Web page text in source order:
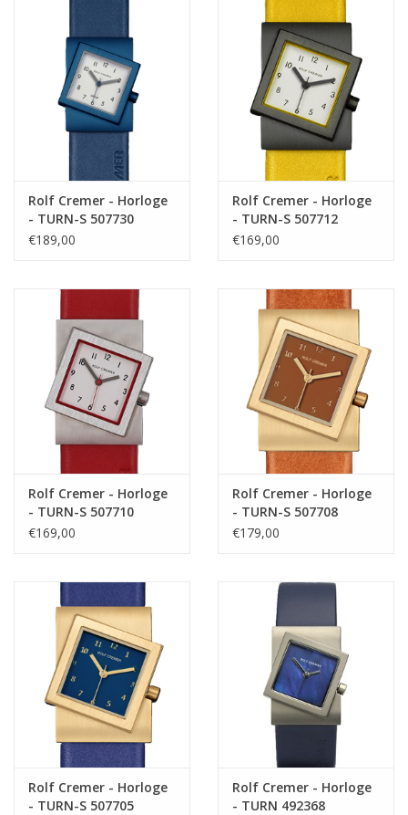
Rolf Cremer - Horloge
- TURN-S 507730
€189,00
Rolf Cremer - Horloge
- TURN-S 507712
€169,00
Rolf Cremer - Horloge
- TURN-S 507710
€169,00
Rolf Cremer - Horloge
- TURN-S 507708
€179,00
Rolf Cremer - Horloge
- TURN-S 507705
Rolf Cremer - Horloge
- TURN 492368